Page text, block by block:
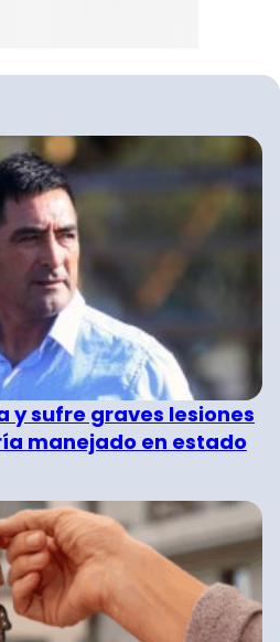
y sufre graves lesiones
manejado en estado